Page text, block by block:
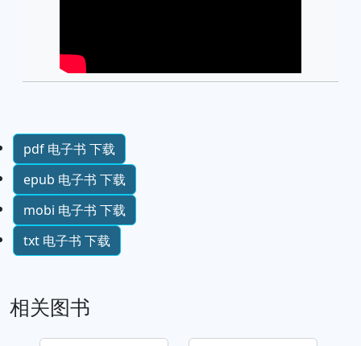
pdf 电子书 下载
epub 电子书 下载
mobi 电子书 下载
txt 电子书 下载
相关图书